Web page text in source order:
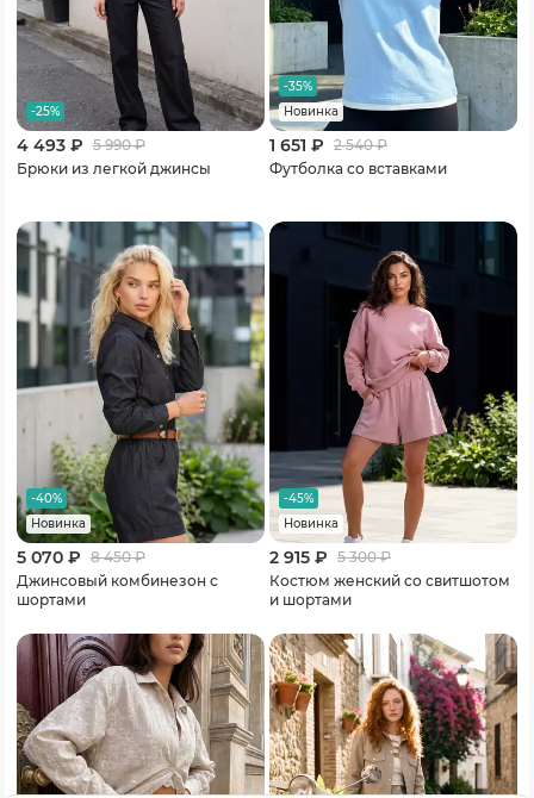
-25%
4 493 ₽ 5 990₽
Брюки из легкой джинсы
-35%
Новинка
1 651 ₽ 2 540₽
Футболка со вставками
-40%
Новинка
5 070 ₽ 8 450₽
Джинсовый комбинезон с
шортами
-45%
Новинка
2 915 ₽ 5 300₽
Костюм женский со свитшотом
и шортами